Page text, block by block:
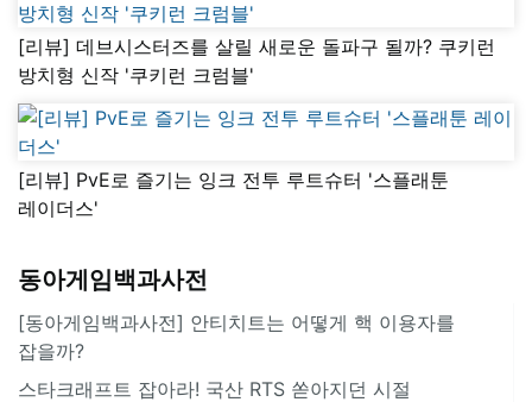
[리뷰] 데브시스터즈를 살릴 새로운 돌파구 될까? 쿠키런
방치형 신작 '쿠키런 크럼블'
[리뷰] PvE로 즐기는 잉크 전투 루트슈터 '스플래툰
레이더스'
동아게임백과사전
[동아게임백과사전] 안티치트는 어떻게 핵 이용자를
잡을까?
스타크래프트 잡아라! 국산 RTS 쏟아지던 시절